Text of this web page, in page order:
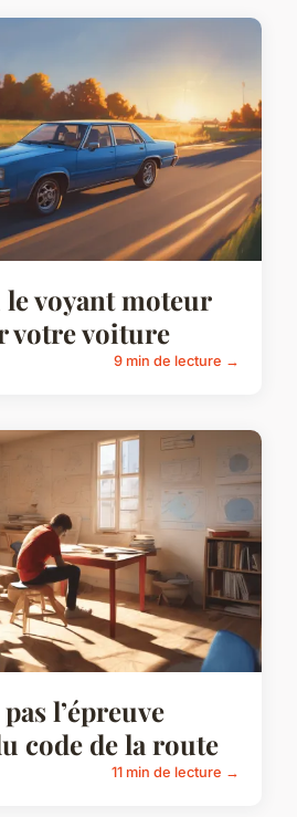
voyant moteur
votre voiture
9 min de lecture →
l’épreuve
code de la route
11 min de lecture →